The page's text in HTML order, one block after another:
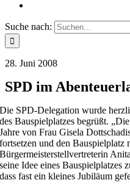
Suche nach:
28. Juni 2008
SPD im
Die SPD-Delegation wurde
des Bauspielplatzes begrüßt.
Jahre von Frau Gisela
fortsetzen und den Bauspielplatz
Bürgermeisterstellvertreterin
seine Idee eines Bauspielplatzes
dass fast ein kleines Jubiläum